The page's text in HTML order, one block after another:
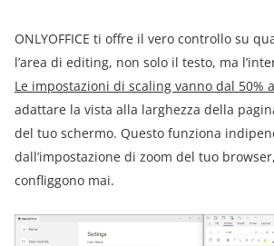
ONLYOFFICE ti offre il vero controllo su
l’area di editing, non solo il testo, ma
Le impostazioni di scaling vanno dal 50%
adattare la vista alla larghezza della
del tuo schermo. Questo funziona
dall’impostazione di zoom del tuo
confliggono mai.